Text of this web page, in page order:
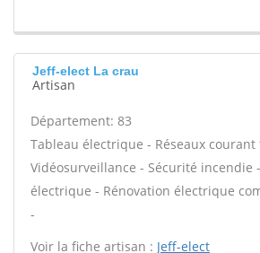
Jeff-elect La crau
Artisan
Département: 83
Tableau électrique - Réseaux
Vidéosurveillance - Sécurité incendie
électrique - Rénovation électrique
-
Voir la fiche artisan : Jeff-elect